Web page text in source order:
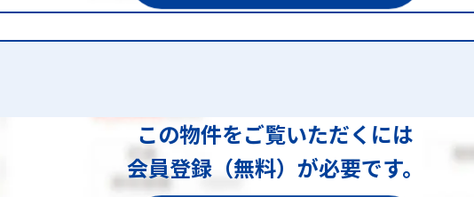
この物件をご覧いただくには
会員登録（無料）が必要です。